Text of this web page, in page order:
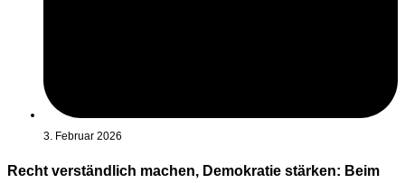
3. Februar 2026
Recht verständlich machen, Demokratie stärken: Beim